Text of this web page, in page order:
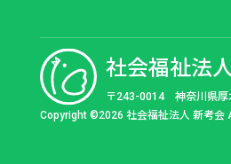
社会福祉法
〒243-0014 神奈川県厚
Copyright ©2026 社会福祉法人 新考会